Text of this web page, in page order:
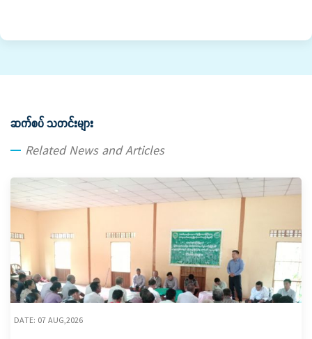
ဆက်စပ် သတင်းများ
Related News and Articles
DATE: 07 AUG,2026